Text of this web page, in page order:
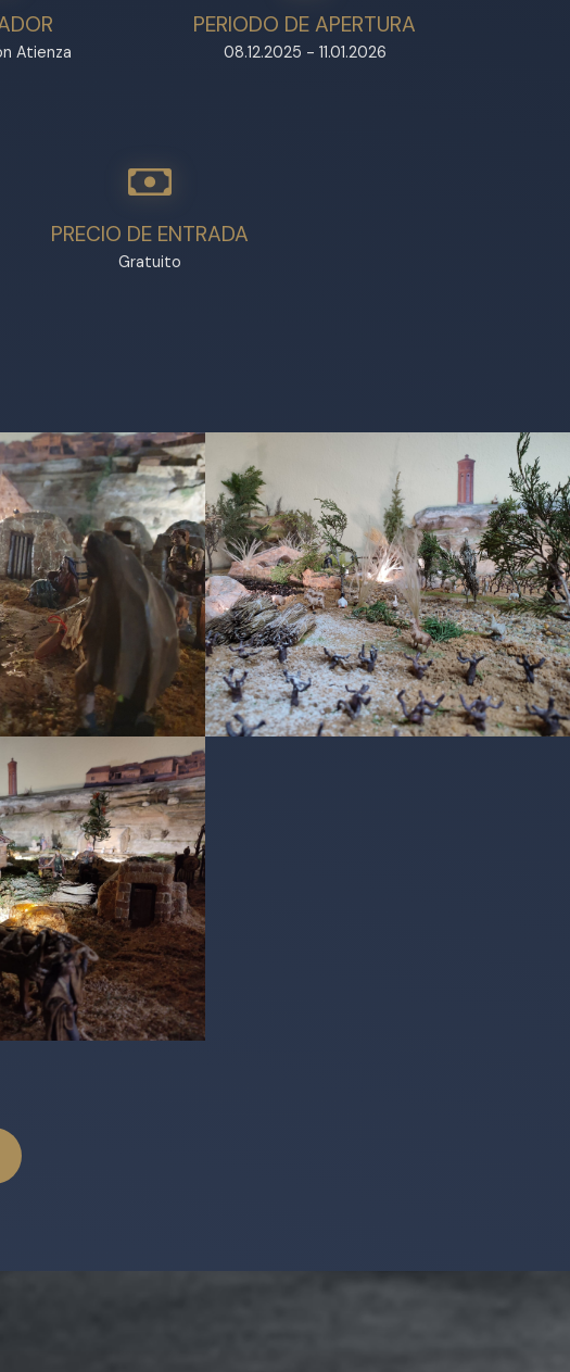
Atienza
PERIODO DE APERTURA
08.12.2025 - 11.01.2026
PRECIO DE ENTRADA
Gratuito